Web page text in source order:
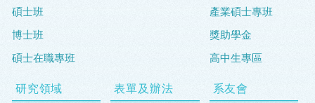
碩士班
博士班
碩士在職專班
產業碩士專班
獎助學金
高中生專區
研究領域 表單及辦法 系友會